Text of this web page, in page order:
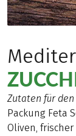
Zutaten für
Packung Feta
Oliven,